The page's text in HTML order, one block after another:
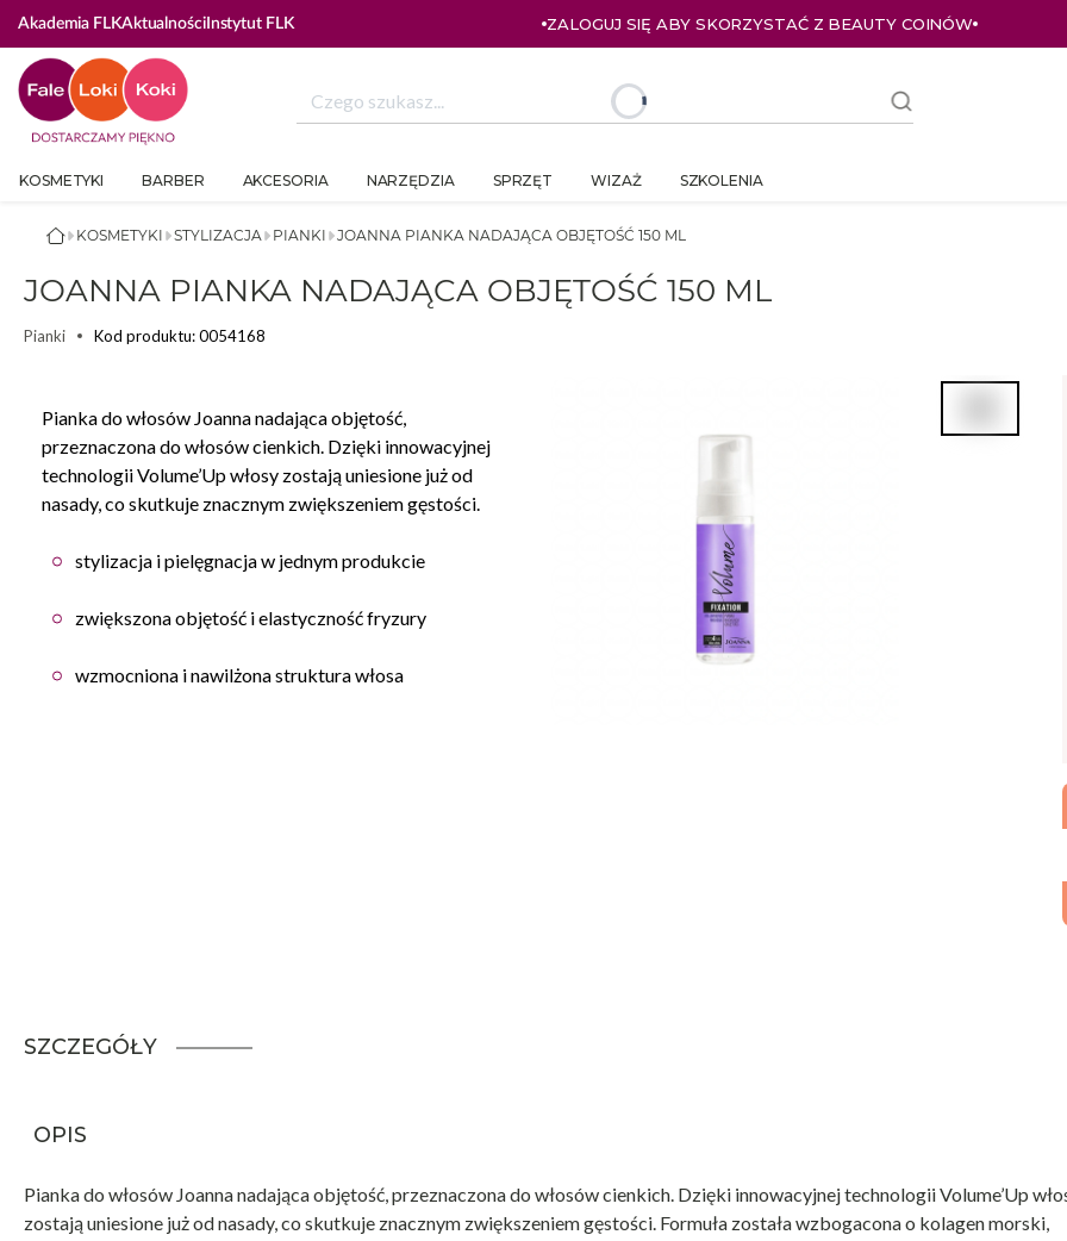
Akademia FLKAktualnościInstytut FLK ZALOGUJ SIĘ ABY SKORZYSTAĆ Z BEAUTY COINÓW
KOSMETYKI BARBER AKCESORIA NARZĘDZIA SPRZĘT WIZAŻ SZKOLENIA
JOANNA PIANKA NADAJĄCA OBJĘTOŚĆ 150 ML
PIANKI
STYLIZACJA
KOSMETYKI
JOANNA PIANKA NADAJĄCA OBJĘTOŚĆ 150 ML
Pianki Kod produktu: 0054168
Pianka do włosów Joanna nadająca objętość,
przeznaczona do włosów cienkich. Dzięki innowacyjnej
technologii Volume’Up włosy zostają uniesione już od
nasady, co skutkuje znacznym zwiększeniem gęstości.
stylizacja i pielęgnacja w jednym produkcie
zwiększona objętość i elastyczność fryzury
wzmocniona i nawilżona struktura włosa
SZCZEGÓŁY
OPIS
Pianka do włosów Joanna nadająca objętość, przeznaczona do włosów cienkich. Dzięki innowacyjnej technologii Volume’Up
zostają uniesione już od nasady, co skutkuje znacznym zwiększeniem gęstości. Formuła została wzbogacona o kolagen morski,